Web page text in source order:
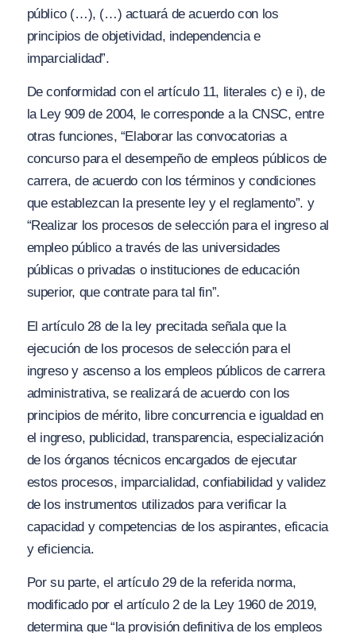
público (…), (…) actuará de acuerdo con los
principios de objetividad, independencia e
imparcialidad”.
De conformidad con el artículo 11, literales c) e i), de
la Ley 909 de 2004, le corresponde a la CNSC, entre
otras funciones, “Elaborar las convocatorias a
concurso para el desempeño de empleos públicos de
carrera, de acuerdo con los términos y condiciones
que establezcan la presente ley y el reglamento”. y
“Realizar los procesos de selección para el ingreso al
empleo público a través de las universidades
públicas o privadas o instituciones de educación
superior, que contrate para tal fin”.
El artículo 28 de la ley precitada señala que la
ejecución de los procesos de selección para el
ingreso y ascenso a los empleos públicos de carrera
administrativa, se realizará de acuerdo con los
principios de mérito, libre concurrencia e igualdad en
el ingreso, publicidad, transparencia, especialización
de los órganos técnicos encargados de ejecutar
estos procesos, imparcialidad, confiabilidad y validez
de los instrumentos utilizados para verificar la
capacidad y competencias de los aspirantes, eficacia
y eficiencia.
Por su parte, el artículo 29 de la referida norma,
modificado por el artículo 2 de la Ley 1960 de 2019,
determina que “la provisión definitiva de los empleos